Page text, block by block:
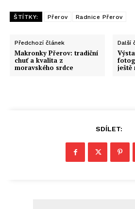
ŠTÍTKY: Přerov Radnice Přerov
Předchozí článek
Makronky Přerov: tradiční
chuť a kvalita z
moravského srdce
Další
ještě
SDÍLET: